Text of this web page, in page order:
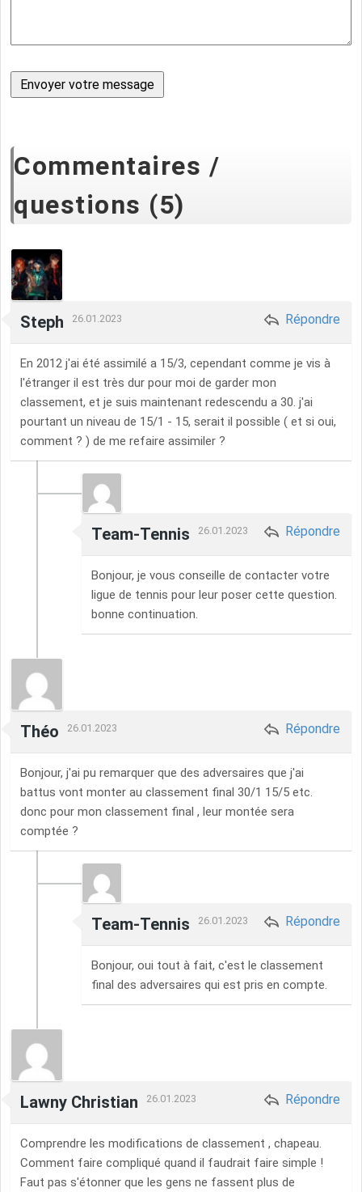
Commentaires /
questions (5)
Steph 26.01.2023 Répondre
En 2012 j'ai été assimilé a 15/3, cependant comme je vis à
l'étranger il est très dur pour moi de garder mon
classement, et je suis maintenant redescendu a 30. j'ai
pourtant un niveau de 15/1 - 15, serait il possible ( et si oui,
comment ? ) de me refaire assimiler ?
Team-Tennis 26.01.2023 Répondre
Bonjour, je vous conseille de contacter votre
ligue de tennis pour leur poser cette question.
bonne continuation.
Théo 26.01.2023 Répondre
Bonjour, j'ai pu remarquer que des adversaires que j'ai
battus vont monter au classement final 30/1 15/5 etc.
donc pour mon classement final , leur montée sera
comptée ?
Team-Tennis 26.01.2023 Répondre
Bonjour, oui tout à fait, c'est le classement
final des adversaires qui est pris en compte.
Lawny Christian 26.01.2023 Répondre
Comprendre les modifications de classement , chapeau.
Comment faire compliqué quand il faudrait faire simple !
Faut pas s'étonner que les gens ne fassent plus de